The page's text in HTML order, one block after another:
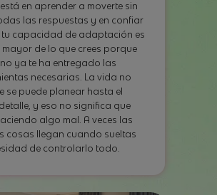
en aprender a moverte sin
las respuestas y en confiar
tu capacidad de adaptación es
mayor de lo que crees porque
ya te ha entregado las
necesarias. La vida no
se puede planear hasta el
y eso no significa que
algo mal. A veces las
cosas llegan cuando sueltas
de controlarlo todo.